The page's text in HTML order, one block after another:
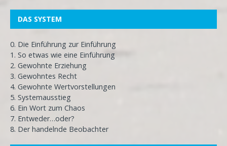
DAS SYSTEM
0. Die Einführung zur Einführung
1. So etwas wie eine Einführung
2. Gewohnte Erziehung
3. Gewohntes Recht
4. Gewohnte Wertvorstellungen
5. Systemausstieg
6. Ein Wort zum Chaos
7. Entweder…oder?
8. Der handelnde Beobachter